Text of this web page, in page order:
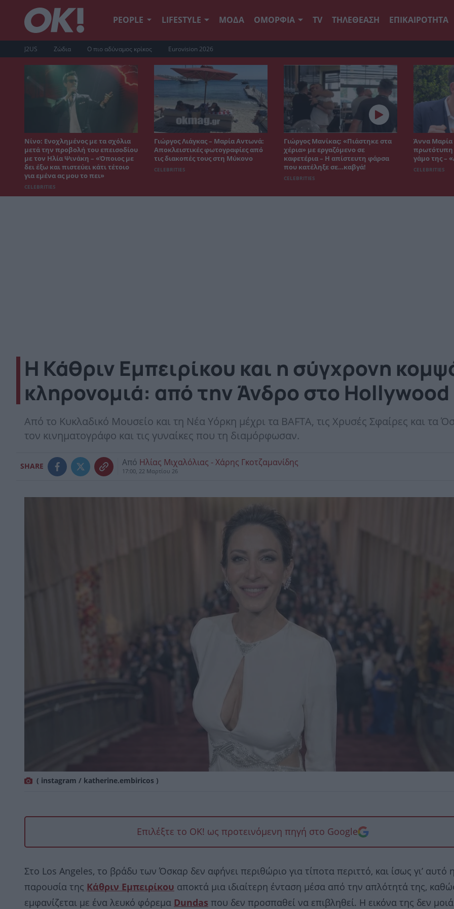
PEOPLE LIFESTYLE ΜΟΔΑ ΟΜΟΡΦΙΑ TV ΤΗΛΕΘΕΑΣΗ ΕΠΙΚΑΙΡΟΤΗΤΑ
J2US Ζώδια Ο πιο αδύναμος κρίκος Eurovision 2026
Νίνο: Ενοχλημένος με τα σχόλια
μετά την προβολή του επεισοδίου
με τον Ηλία Ψινάκη – «Όποιος με
δει έξω και πιστεύει κάτι τέτοιο
για εμένα ας μου το πει»
CELEBRITIES
Γιώργος Λιάγκας – Μαρία Αντωνά:
Αποκλειστικές φωτογραφίες από
τις διακοπές τους στη Μύκονο
CELEBRITIES
Γιώργος Μανίκας: «Πιάστηκε στα
χέρια» με εργαζόμενο σε
καφετέρια – Η απίστευτη φάρσα
που κατέληξε σε…καβγά!
CELEBRITIES
Άννα Μαρία
πρωτότυπη
γάμο της –
CELEBRITIES
Η Κάθριν Εμπειρίκου και η σύγχρονη
κληρονομιά: από την Άνδρο στο Hollywood
Από το Κυκλαδικό Μουσείο και τη Νέα Υόρκη μέχρι τα BAFTA, τις Χρυσές Σφαίρες και τα
τον κινηματογράφο και τις γυναίκες που τη διαμόρφωσαν.
SHARE Από Ηλίας Μιχαλόλιας - Χάρης Γκοτζαμανίδης
17:00, 22 Μαρτίου 26
( instagram / katherine.embiricos )
Επιλέξτε το OK! ως προτεινόμενη πηγή στο Google
Στο Los Angeles, το βράδυ των Όσκαρ δεν αφήνει περιθώριο για τίποτα περιττό, και ίσως γι’ αυτό
παρουσία της Κάθριν Εμπειρίκου αποκτά μια ιδιαίτερη ένταση μέσα από την απλότητά της,
εμφανίζεται με ένα λευκό φόρεμα Dundas που δεν προσπαθεί να επιβληθεί. Η εικόνα της δεν